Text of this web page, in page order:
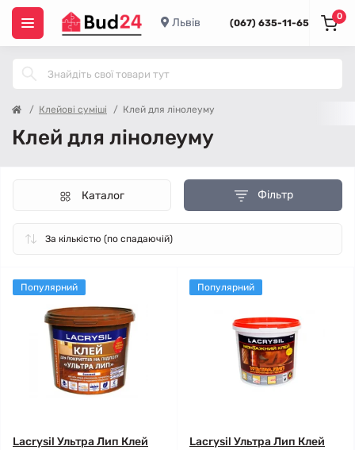
Львів (067) 635-11-65
0
Клейові суміші Клей для лінолеуму
Клей для лінолеуму
Фільтр
Каталог
Популярний
Lacrysil Ультра Лип Клей
Популярний
Lacrysil Ультра Лип Клей